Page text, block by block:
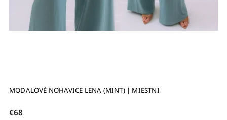
MODALOVÉ NOHAVICE LENA (MINT) | MIESTNI
€68